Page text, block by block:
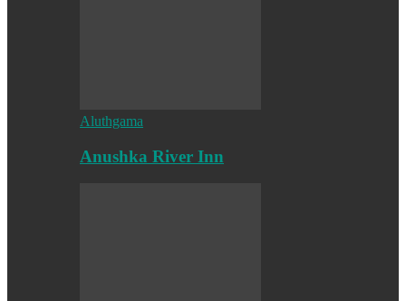
Aluthgama
Anushka River Inn